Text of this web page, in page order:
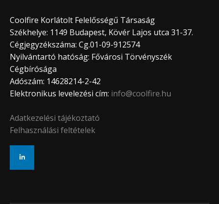
Coolfire Korlátolt Felelősségű Társaság
Székhelye: 1149 Budapest, Kövér Lajos utca 31-37.
Cégjegyzékszáma: Cg.01-09-912574
Nyilvántartó hatóság: Fővárosi Törvényszék
Cégbírósága
Adószám: 14628214-2-42
Elektronikus levelezési cím: info@coolfire.hu
Adatkezelési tájékoztató
Felhasználási feltételek